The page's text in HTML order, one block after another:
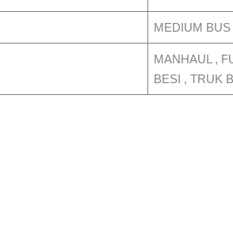
MEDIUM BUS
MANHAUL ,
BESI , TRUK